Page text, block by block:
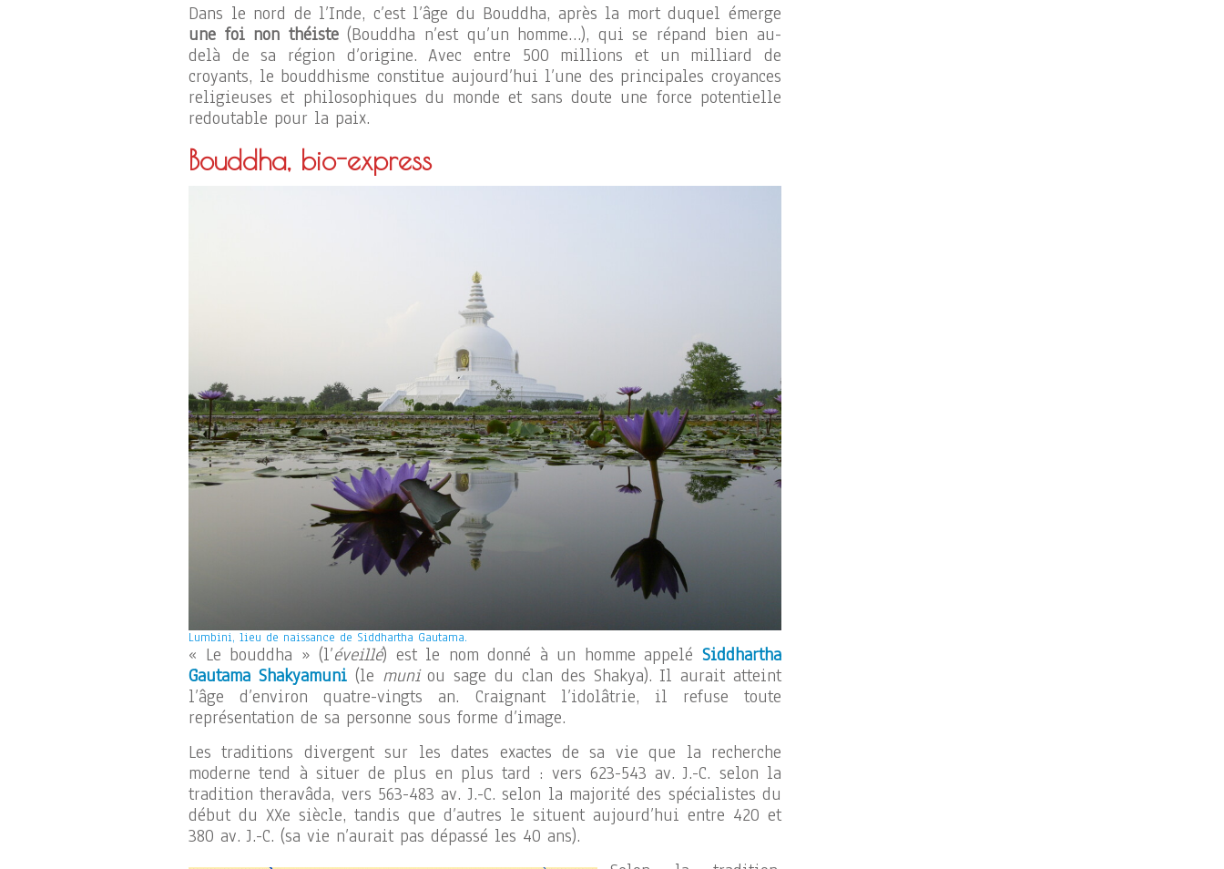
Dans le nord de l’Inde, c’est l’âge du Bouddha, après la mort duquel émerge
une foi non théiste(Bouddha n’est qu’un homme…), qui se répand bien au-
delà de sa région d’origine. Avec entre 500 millions et un milliard de
croyants, le bouddhisme constitue aujourd’hui l’une des principales croyances
religieuses et philosophiques du monde et sans doute une force potentielle
redoutable pour la paix.
Bouddha, bio-express
Lumbini, lieu de naissance de Siddhartha Gautama.
« Le bouddha » (l’éveillé) est le nom donné à un homme appeléSiddhartha
Gautama Shakyamuni(le muniou sage du clan des Shakya). Il aurait atteint
l’âge d’environ quatre-vingts an. Craignant l’idolâtrie, il refuse toute
représentation de sa personne sous forme d’image.
Les traditions divergent sur les dates exactes de sa vie que la recherche
moderne tend à situer de plus en plus tard : vers 623-543 av. J.-C. selon la
tradition theravâda, vers 563-483 av. J.-C. selon la majorité des spécialistes du
début du XXe siècle, tandis que d’autres le situent aujourd’hui entre 420 et
380 av. J.-C. (sa vie n’aurait pas dépassé les 40 ans).